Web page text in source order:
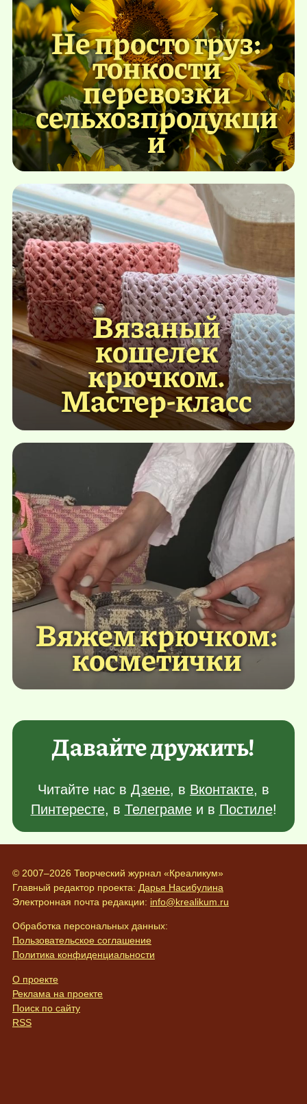
Не просто груз:
тонкости
перевозки
сельхозпродукци
и
Вязаный
кошелек
крючком.
Мастер-класс
Вяжем крючком:
косметички
Давайте дружить!
Читайте нас в Дзене, в Вконтакте, в
Пинтересте, в Телеграмеи в Постиле!
© 2007–2026 Творческий журнал «Креаликум»
Главный редактор проекта: Дарья Насибулина
Электронная почта редакции: info@krealikum.ru
Обработка персональных данных:
Пользовательское соглашение
Политика конфиденциальности
О проекте
Реклама на проекте
Поиск по сайту
RSS